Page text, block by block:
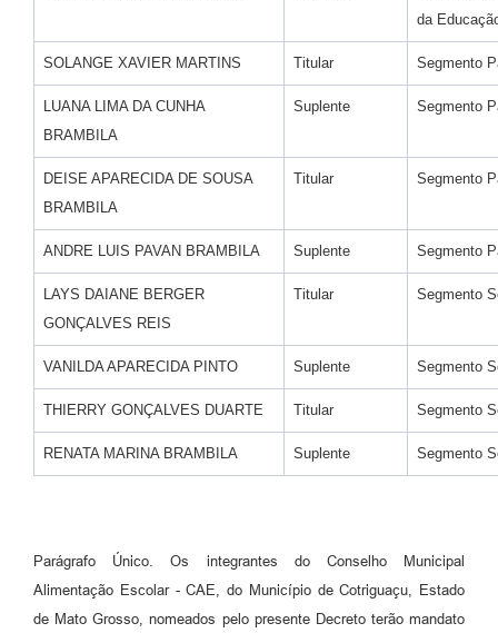
da
SOLANGE XAVIER MARTINS Titular Segmento
LUANA LIMA DA CUNHA
BRAMBILA
Suplente Segmento
DEISE APARECIDA DE SOUSA
BRAMBILA
Titular Segmento
ANDRE LUIS PAVAN BRAMBILA Suplente Segmento
LAYS DAIANE BERGER
GONÇALVES REIS
Titular Segmento
VANILDA APARECIDA PINTO Suplente Segmento
THIERRY GONÇALVES DUARTE Titular Segmento
RENATA MARINA BRAMBILA Suplente Segmento
Parágrafo Único. Os integrantes do Conselho Municipal
Alimentação Escolar - CAE, do Município de Cotriguaçu, Estado
de Mato Grosso, nomeados pelo presente Decreto terão mandato